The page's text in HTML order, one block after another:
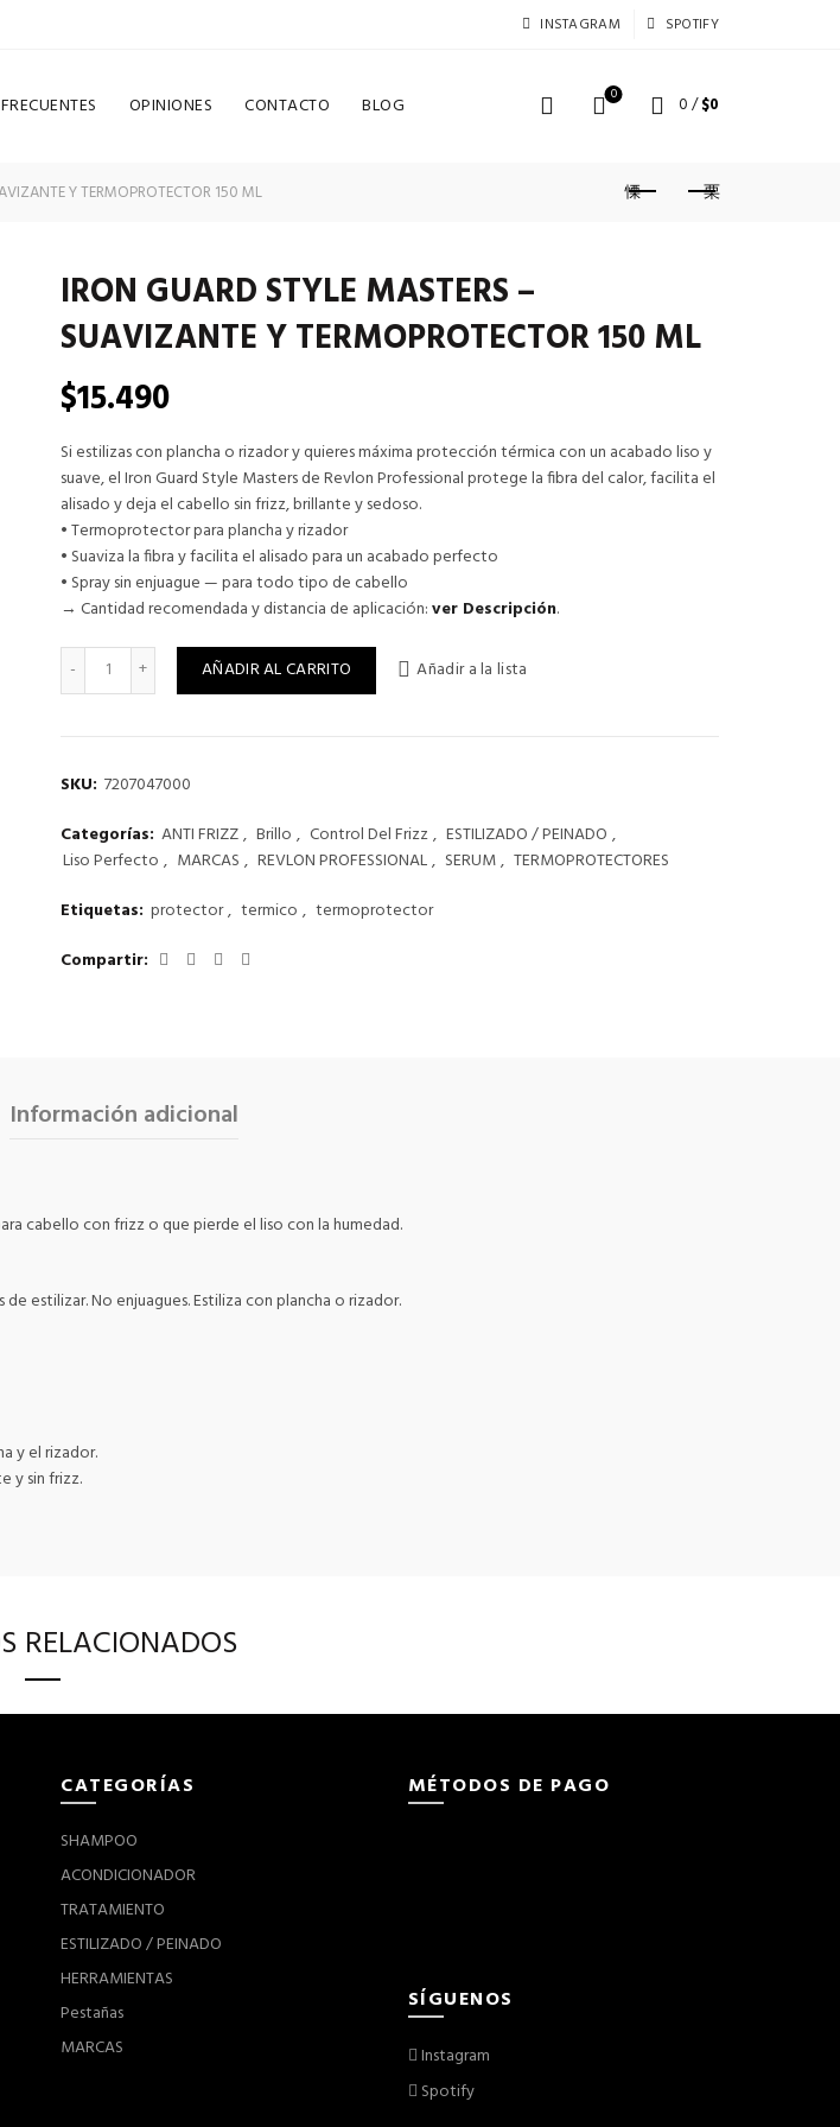
INSTAGRAM SPOTIFY
OPINIONES CONTACTO BLOG 0 0/$0
Y TERMOPROTECTOR 150 ML
IRON GUARD STYLE MASTERS –
SUAVIZANTE Y TERMOPROTECTOR 150 ML
$15.490
Si estilizas con plancha o rizador y quieres máxima protección térmica con un acabado liso y
suave, el Iron Guard Style Masters de Revlon Professional protege la fibra del calor, facilita el
alisado y deja el cabello sin frizz, brillante y sedoso.
• Termoprotector para plancha y rizador
• Suaviza la fibra y facilita el alisado para un acabado perfecto
• Spray sin enjuague — para todo tipo de cabello
→ Cantidad recomendada y distancia de aplicación:ver Descripción.
IRON GUARD STYLE MASTERS - SUAVIZANTE Y TERMOPROTECTOR 150 ML cantidad
AÑADIR AL CARRITO Añadir a la lista
SKU: 7207047000
Categorías: ANTI FRIZZ, Brillo , Control Del Frizz, ESTILIZADO / PEINADO ,
Liso Perfecto , MARCAS , REVLON PROFESSIONAL, SERUM, TERMOPROTECTORES
Etiquetas: protector, termico , termoprotector
Compartir
Información adicional
cabello con frizz o que pierde el liso con la humedad.
estilizar. No enjuagues. Estiliza con plancha o rizador.
y el rizador.
y sin frizz.
RELACIONADOS
CATEGORÍAS
SHAMPOO
ACONDICIONADOR
TRATAMIENTO
ESTILIZADO / PEINADO
HERRAMIENTAS
Pestañas
MARCAS
MÉTODOS DE PAGO
SÍGUENOS
Instagram
Spotify